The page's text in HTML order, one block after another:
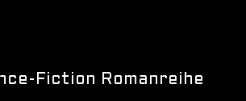
Fiction Romanreihe